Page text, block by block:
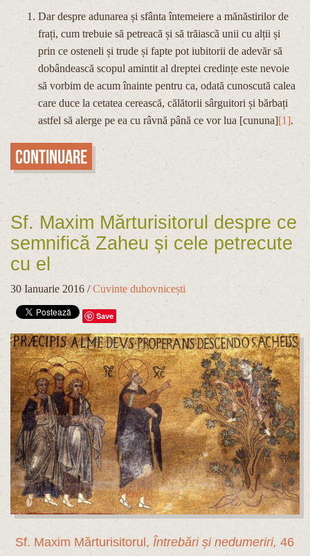
Dar despre adunarea și sfânta întemeiere a mănăstirilor de
frați, cum trebuie să petreacă și să trăiască unii cu alții și
prin ce osteneli și trude și fapte pot iubitorii de adevăr să
dobândească scopul amintit al dreptei credințe este nevoie
să vorbim de acum înainte pentru ca, odată cunoscută calea
care duce la cetatea cerească, călătorii sârguitori și bărbați
astfel să alerge pe ea cu râvnă până ce vor lua [cununa][1].
Continuare
Sf. Maxim Mărturisitorul despre ce
semnifică Zaheu și cele petrecute
cu el
30 Ianuarie 2016 /Cuvinte duhovnicești
Save
Sf. Maxim Mărturisitorul, Întrebări și nedumeriri, 46